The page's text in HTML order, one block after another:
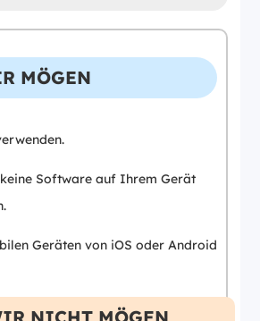
MÖGEN
keine Software auf Ihrem Gerät
Geräten von iOS oder Android